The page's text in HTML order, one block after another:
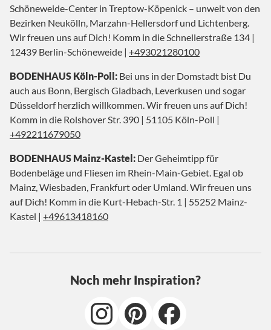
Schöneweide-Center in Treptow-Köpenick – unweit von den
Bezirken Neukölln, Marzahn-Hellersdorf und Lichtenberg.
Wir freuen uns auf Dich! Komm in die Schnellerstraße 134 |
12439 Berlin-Schöneweide | +493021280100
BODENHAUS Köln-Poll: Bei uns in der Domstadt bist Du
auch aus Bonn, Bergisch Gladbach, Leverkusen und sogar
Düsseldorf herzlich willkommen. Wir freuen uns auf Dich!
Komm in die Rolshover Str. 390 | 51105 Köln-Poll |
+492211679050
BODENHAUS Mainz-Kastel: Der Geheimtipp für
Bodenbeläge und Fliesen im Rhein-Main-Gebiet. Egal ob
Mainz, Wiesbaden, Frankfurt oder Umland. Wir freuen uns
auf Dich! Komm in die Kurt-Hebach-Str. 1 | 55252 Mainz-
Kastel | +49613418160
Noch mehr Inspiration?